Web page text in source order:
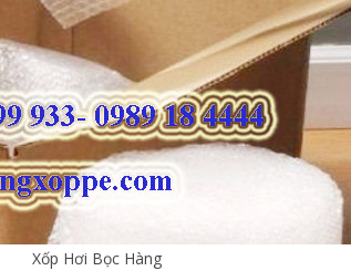
Xốp Hơi Bọc Hàng